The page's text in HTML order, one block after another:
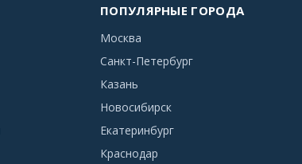
ПОПУЛЯРНЫЕ ГОРОДА
Москва
Санкт-Петербург
Казань
Новосибирск
Екатеринбург
Краснодар